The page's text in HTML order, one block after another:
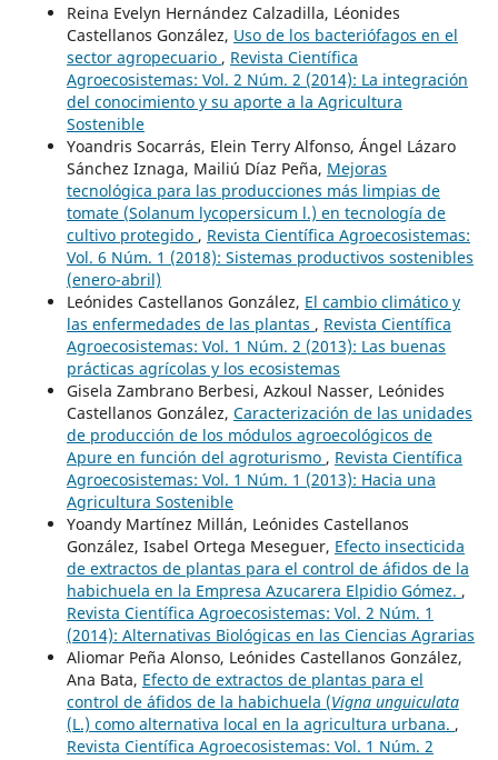
Reina Evelyn Hernández Calzadilla, Léonides
Castellanos González, Uso de los bacteriófagos en el
sector agropecuario , Revista Científica
Agroecosistemas: Vol. 2 Núm. 2 (2014): La integración
del conocimiento y su aporte a la Agricultura
Sostenible
Yoandris Socarrás, Elein Terry Alfonso, Ángel Lázaro
Sánchez Iznaga, Mailiú Díaz Peña, Mejoras
tecnológica para las producciones más limpias de
tomate (Solanum lycopersicum l.) en tecnología de
cultivo protegido , Revista Científica Agroecosistemas:
Vol. 6 Núm. 1 (2018): Sistemas productivos sostenibles
(enero-abril)
Leónides Castellanos González, El cambio climático y
las enfermedades de las plantas , Revista Científica
Agroecosistemas: Vol. 1 Núm. 2 (2013): Las buenas
prácticas agrícolas y los ecosistemas
Gisela Zambrano Berbesi, Azkoul Nasser, Leónides
Castellanos González, Caracterización de las unidades
de producción de los módulos agroecológicos de
Apure en función del agroturismo , Revista Científica
Agroecosistemas: Vol. 1 Núm. 1 (2013): Hacia una
Agricultura Sostenible
Yoandy Martínez Millán, Leónides Castellanos
González, Isabel Ortega Meseguer, Efecto insecticida
de extractos de plantas para el control de áfidos de la
habichuela en la Empresa Azucarera Elpidio Gómez. ,
Revista Científica Agroecosistemas: Vol. 2 Núm. 1
(2014): Alternativas Biológicas en las Ciencias Agrarias
Aliomar Peña Alonso, Leónides Castellanos González,
Ana Bata, Efecto de extractos de plantas para el
control de áfidos de la habichuela (Vigna unguiculata
(L.) como alternativa local en la agricultura urbana. ,
Revista Científica Agroecosistemas: Vol. 1 Núm. 2